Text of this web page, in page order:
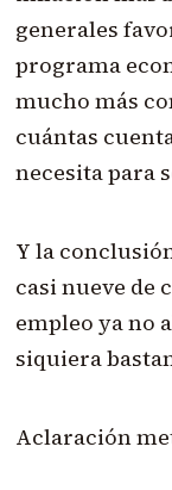
generales
programa
mucho más
cuántas
necesita para
Y la
casi nueve de
empleo ya no
siquiera
Aclaración